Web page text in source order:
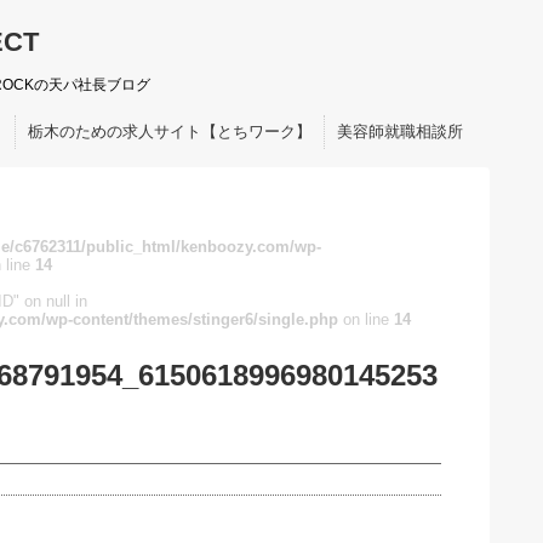
の天パ社長ブログ
栃木のための求人サイト【とちワーク】 美容師就職相談所
c6762311/public_html/kenboozy.com/wp-
line 14
on null in
wp-content/themes/stinger6/single.php on line 14